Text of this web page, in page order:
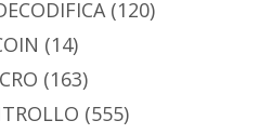
(120)
(14)
(163)
(555)